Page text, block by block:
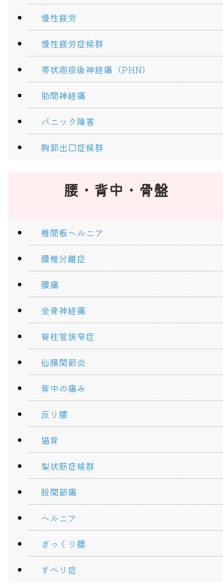
慢性疲労
慢性疲労症候群
帯状疱疹後神経痛（PHN）
肋間神経痛
パニック障害
胸郭出口症候群
腰・背中・骨盤
椎間板ヘルニア
腰椎分離症
腰痛
坐骨神経痛
脊柱管狭窄症
仙腸関節炎
背中の痛み
反り腰
猫背
梨状筋症候群
股関節痛
ヘルニア
ぎっくり腰
すべり症